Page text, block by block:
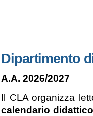
Dipartimento
A.A. 2026/2027
Il CLA organizza
calendario didattico